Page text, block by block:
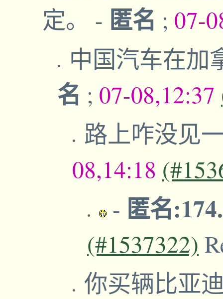
定。 - 匿名 ; 07-
中国汽车在加
名 ; 07-08,12:37
路上咋没见
08,14:18
- 匿名
(#1537322)
你买辆比亚